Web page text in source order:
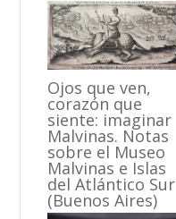
Ojos que ven,
corazón que
siente: imaginar
Malvinas. Notas
sobre el Museo
Malvinas e Islas
del Atlántico Sur
(Buenos Aires)